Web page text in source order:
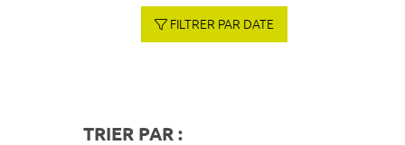
FILTRER PAR DATE
TRIER PAR :